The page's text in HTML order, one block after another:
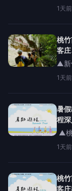
金
記
安
1天前
桃
客
▲新
之
點
安
1天前
暑
程
▲桃
結8
桃
1天前
桃
客